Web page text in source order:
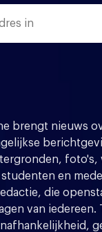
brengt nieuws
foto's,
en
die
van iedereen.